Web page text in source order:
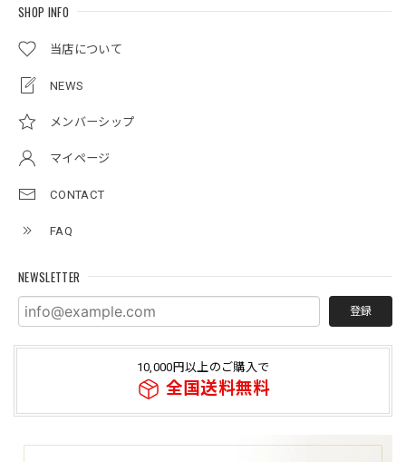
SHOP INFO
当店について
NEWS
メンバーシップ
マイページ
CONTACT
FAQ
NEWSLETTER
登録
10,000円以上のご購入で
全国送料無料